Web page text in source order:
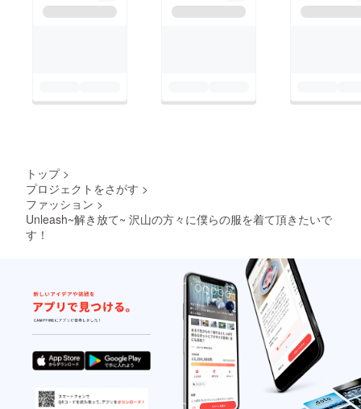
トップ >
プロジェクトをさがす >
ファッション >
Unleash~解き放て~ 沢山の方々に僕らの服を着て頂きたいで
す！